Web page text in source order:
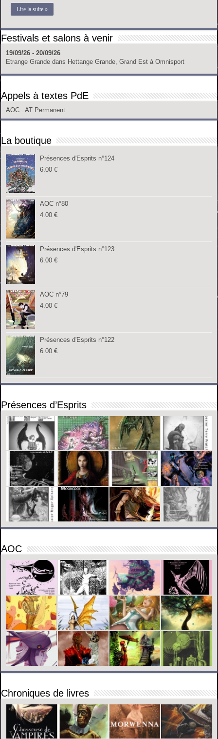
Lire la suite »
Festivals et salons à venir
19/09/26 - 20/09/26
Etrange Grande dans Hettange Grande, Grand Est à Omnisport
Appels à textes PdE
AOC : AT Permanent
La boutique
Présences d'Esprits n°124
6.00€
AOC n°80
4.00€
Présences d'Esprits n°123
6.00€
AOC n°79
4.00€
Présences d'Esprits n°122
6.00€
Présences d’Esprits
AOC
Chroniques de livres